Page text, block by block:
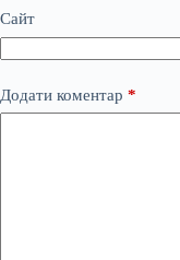
Сайт
Додати коментар *